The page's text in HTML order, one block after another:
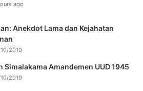
ago
Anekdot Lama dan Kejahatan
2019
Simalakama Amandemen UUD 1945
2019